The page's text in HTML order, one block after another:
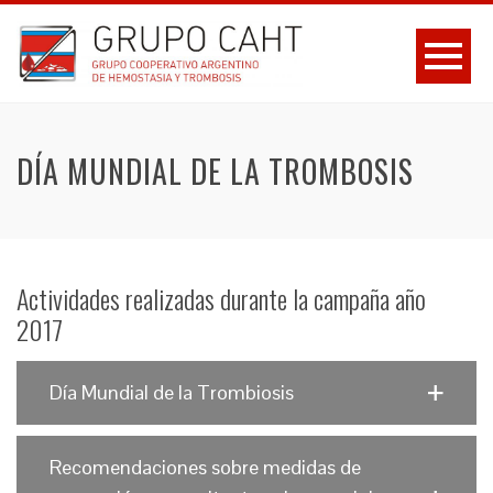
DÍA MUNDIAL DE LA TROMBOSIS
Actividades realizadas durante la campaña año
2017
Día Mundial de la Trombiosis
Recomendaciones sobre medidas de